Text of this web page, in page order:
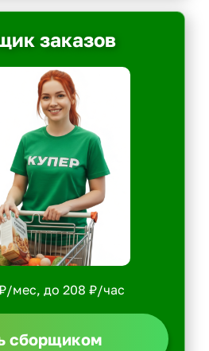
заказов
мес, до 208 ₽/час
сборщиком